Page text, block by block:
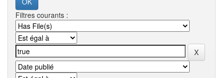
Filtres courants :